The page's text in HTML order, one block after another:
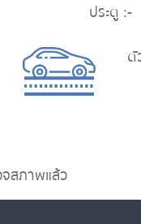
ประตู :-
ตั
สภาพแล้ว